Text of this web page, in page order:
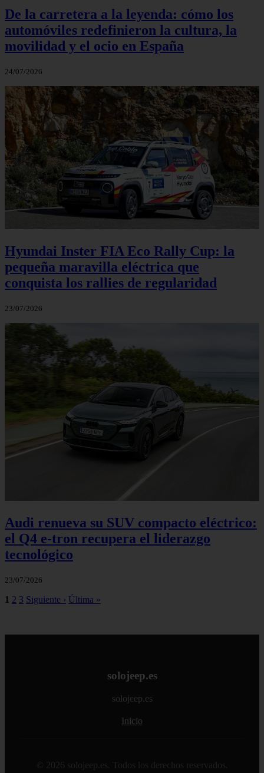
De la carretera a la leyenda: cómo los
automóviles redefinieron la cultura, la
movilidad y el ocio en España
24/07/2026
Hyundai Inster FIA Eco Rally Cup: la
pequeña maravilla eléctrica que
conquista los rallies de regularidad
23/07/2026
Audi renueva su SUV compacto eléctrico:
el Q4 e‑tron recupera el liderazgo
tecnológico
23/07/2026
1 2 3 Siguiente › Última »
solojeep.es
solojeep.es
Inicio
© 2026 solojeep.es. Todos los derechos reservados.